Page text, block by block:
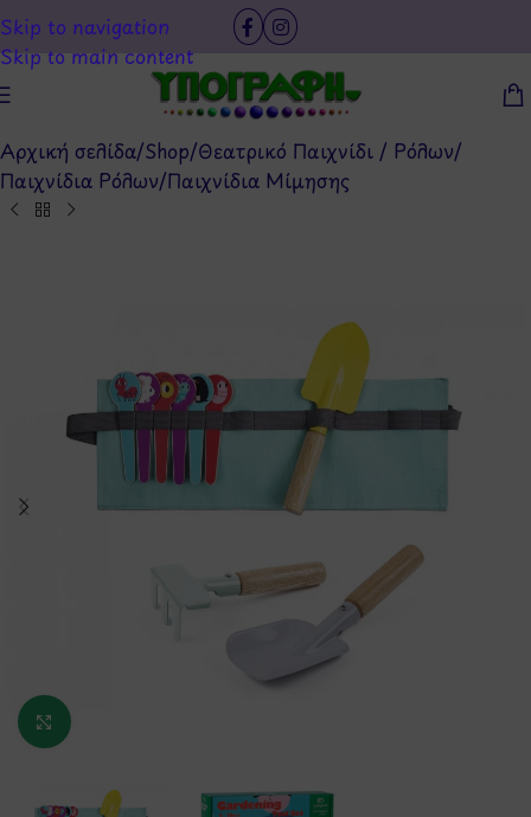
Skip to navigation
Skip to main content
Αρχική σελίδα/Shop/Θεατρικό Παιχνίδι / Ρόλων/
Παιχνίδια Ρόλων/Παιχνίδια Μίμησης
Κάντε κλικ για μεγέθυνση